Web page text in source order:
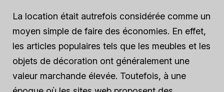
La location était autrefois considérée comme un
moyen simple de faire des économies. En effet,
les articles populaires tels que les meubles et les
objets de décoration ont généralement une
valeur marchande élevée. Toutefois, à une